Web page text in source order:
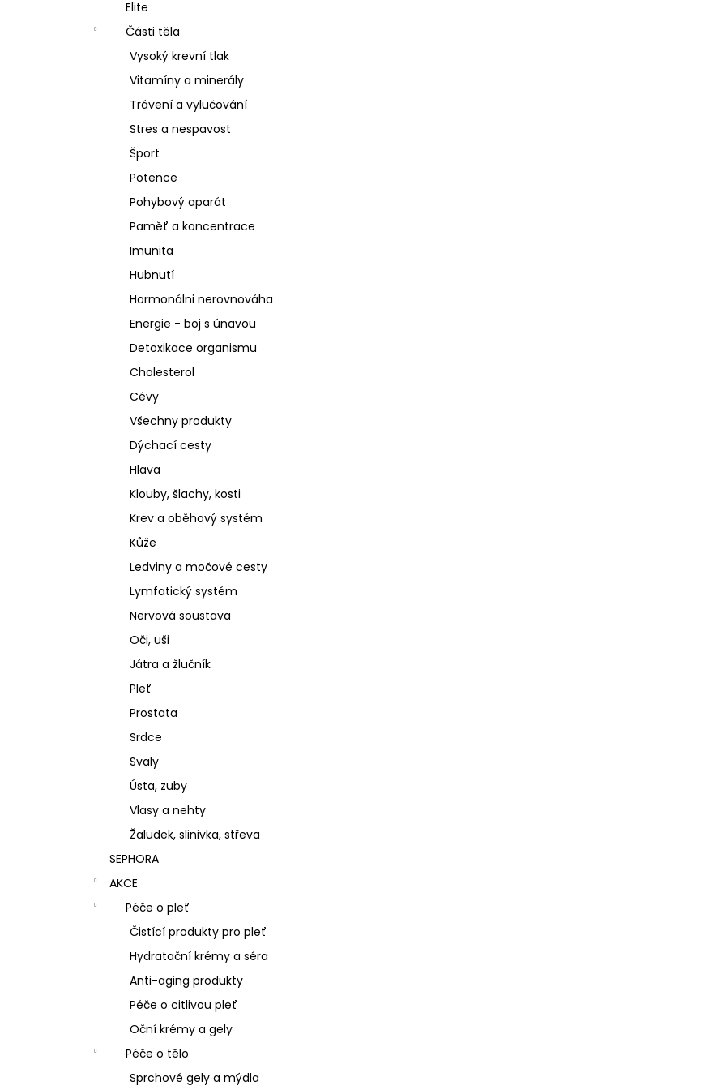
Elite
Části těla
Vysoký krevní tlak
Vitamíny a minerály
Trávení a vylučování
Stres a nespavost
Šport
Potence
Pohybový aparát
Paměť a koncentrace
Imunita
Hubnutí
Hormonálni nerovnováha
Energie - boj s únavou
Detoxikace organismu
Cholesterol
Cévy
Všechny produkty
Dýchací cesty
Hlava
Klouby, šlachy, kosti
Krev a oběhový systém
Kůže
Ledviny a močové cesty
Lymfatický systém
Nervová soustava
Oči, uši
Játra a žlučník
Pleť
Prostata
Srdce
Svaly
Ústa, zuby
Vlasy a nehty
Žaludek, slinivka, střeva
SEPHORA
AKCE
Péče o pleť
Čistící produkty pro pleť
Hydratační krémy a séra
Anti-aging produkty
Péče o citlivou pleť
Oční krémy a gely
Péče o tělo
Sprchové gely a mýdla
SCHIZANDRA
329 Kč